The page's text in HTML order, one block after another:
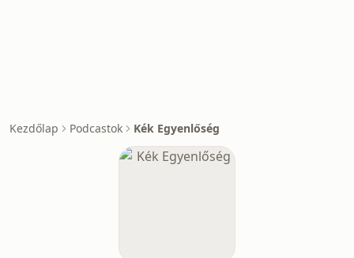
Kezdőlap Podcastok Kék Egyenlőség